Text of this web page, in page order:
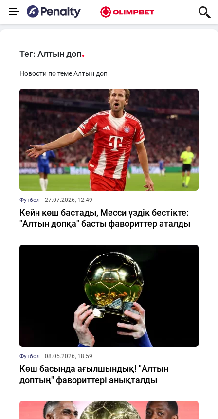
Тег: Алтын доп
Новости по теме Алтын доп
Футбол 27.07.2026, 12:49
Кейн көш бастады, Месси үздік бестікте:
"Алтын допқа" басты фавориттер аталды
Футбол 08.05.2026, 18:59
Көш басында ағылшындық! "Алтын
доптың" фавориттері анықталды